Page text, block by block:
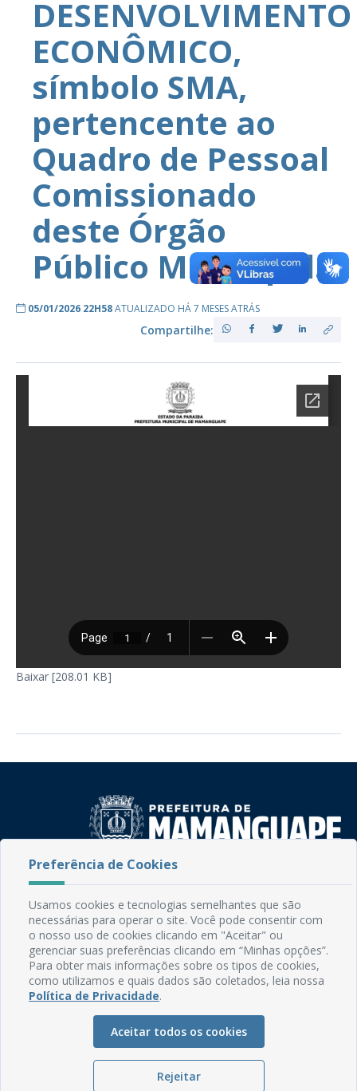
DESENVOLVIMENTO
ECONÔMICO,
símbolo SMA,
pertencente ao
Quadro de Pessoal
Comissionado
deste Órgão
Público Municipal.
05/01/2026 22H58ATUALIZADO HÁ 7 MESES ATRÁS
Compartilhe:
Baixar [208.01 KB]
Fone: (83) 3292-2246
Email: comunicacao@mamanguape.pb.gov.br
Expediente: Segunda à Sexta, das 08h às 13h
Mapa do Site
Manual de Navegação
Ouvidoria
Preferência de Cookies
Usamos cookies e tecnologias semelhantes que são
necessárias para operar o site. Você pode consentir com
o nosso uso de cookies clicando em "Aceitar" ou
gerenciar suas preferências clicando em “Minhas opções”.
Para obter mais informações sobre os tipos de cookies,
como utilizamos e quais dados são coletados, leia nossa
Política de Privacidade.
Aceitar todos os cookies
Rejeitar